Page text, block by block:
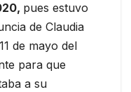
pues estuvo
de Claudia
de mayo del
para que
a su